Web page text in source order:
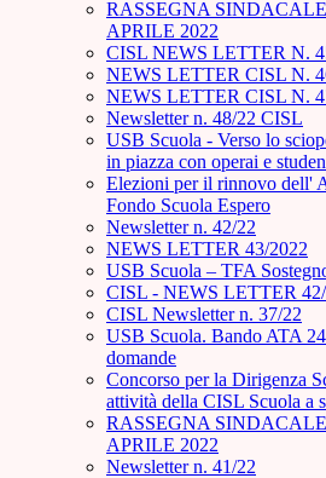
RASSEGNA
APRILE 2022
CISL NEWS LETTER N.
NEWS LETTER CISL N.
NEWS LETTER CISL N.
Newsletter n. 48/22 CISL
USB Scuola - Verso lo
in piazza con operai e
Elezioni per il rinnovo dell'
Fondo Scuola Espero
Newsletter n. 42/22
NEWS LETTER 43/2022
USB Scuola – TFA
CISL - NEWS LETTER
CISL Newsletter n. 37/22
USB Scuola. Bando ATA
domande
Concorso per la Dirigenza
attività della CISL Scuola a
RASSEGNA
APRILE 2022
Newsletter n. 41/22